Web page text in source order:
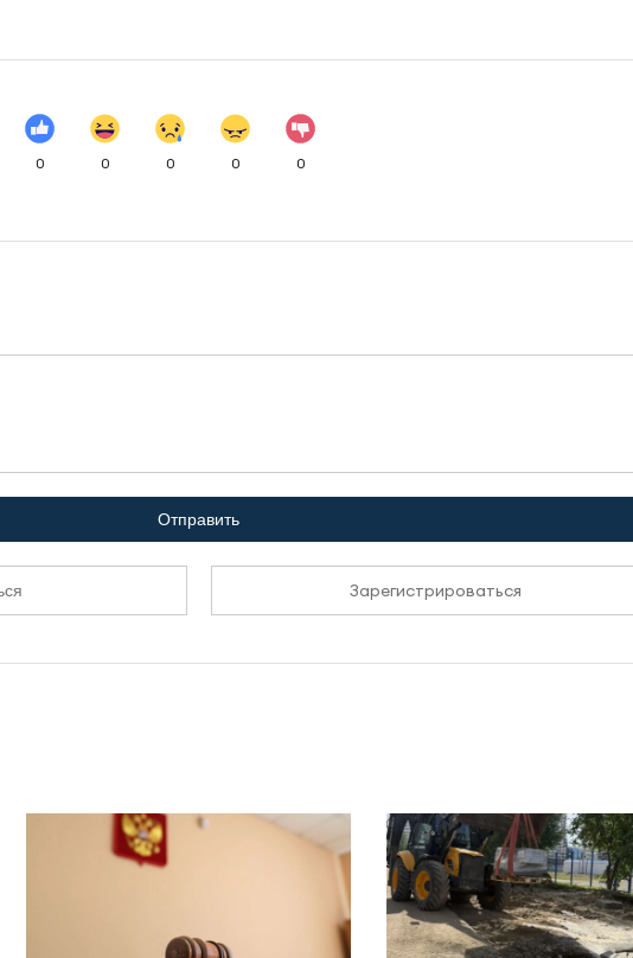
0 0 0 0 0
Отправить
Зарегистрироваться